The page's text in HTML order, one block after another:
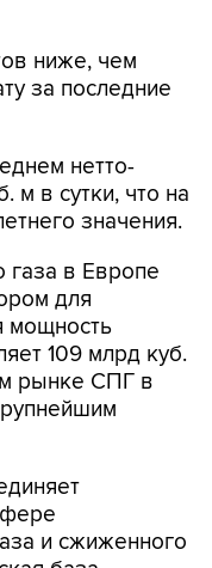
ниже, чем
за последние
нетто-
м в сутки, что на
значения.
газа в Европе
для
мощность
109 млрд куб.
рынке СПГ в
и сжиженного